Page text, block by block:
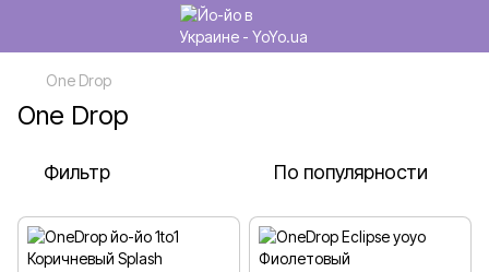
One Drop
One Drop
Фильтр По популярности